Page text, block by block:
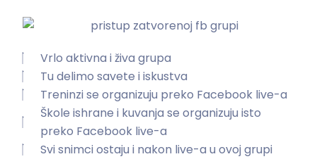
Vrlo aktivna i živa grupa
Tu delimo savete i iskustva
Treninzi se organizuju preko Facebook live-a
Škole ishrane i kuvanja se organizuju isto
preko Facebook live-a
Svi snimci ostaju i nakon live-a u ovoj grupi